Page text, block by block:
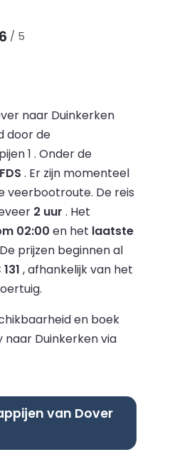
/ 5
naar Duinkerken
door de
1 . Onder de
. Er zijn momenteel
veerbootroute. De reis
2 uur . Het
02:00 en het laatste
De prijzen beginnen al
, afhankelijk van het
en boek
Duinkerken via
van Dover